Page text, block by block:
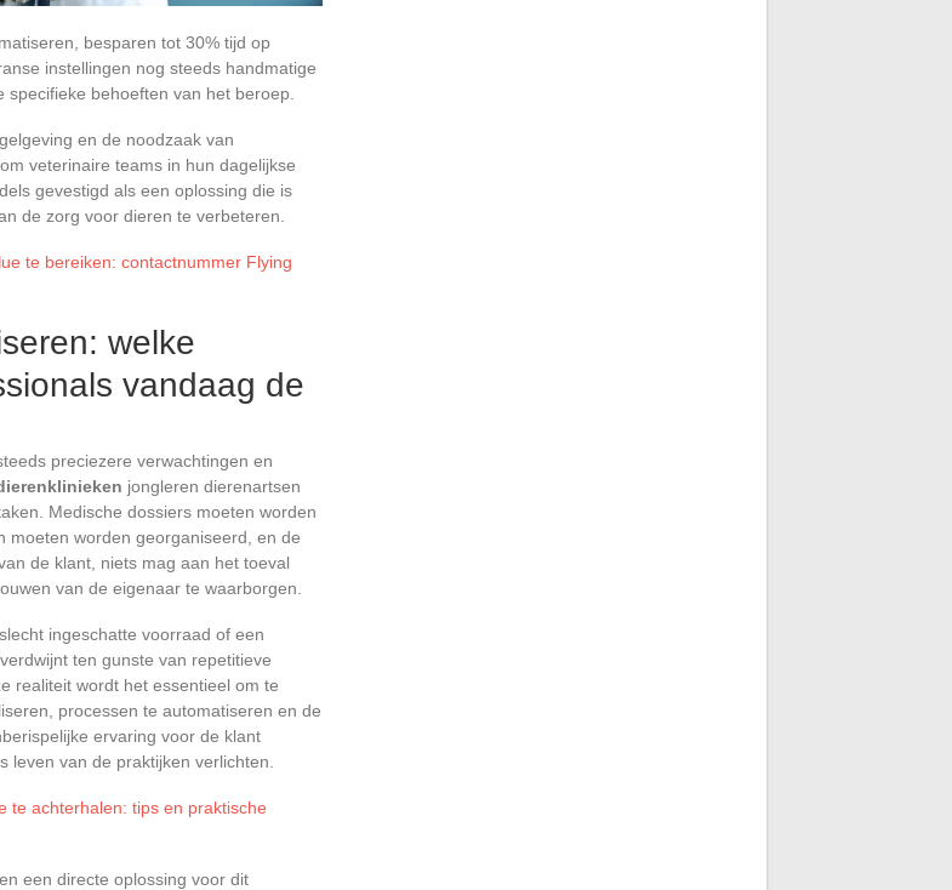
besparen tot 30% tijd op
instellingen nog steeds handmatige
behoeften van het beroep.
en de noodzaak van
veterinaire teams in hun dagelijkse
gevestigd als een oplossing die is
de zorg voor dieren te verbeteren.
te bereiken: contactnummer Flying
welke
vandaag de
preciezere verwachtingen en
jongleren dierenartsen
Medische dossiers moeten worden
moeten worden georganiseerd, en de
de klant, niets mag aan het toeval
van de eigenaar te waarborgen.
ingeschatte voorraad of een
ten gunste van repetitieve
realiteit wordt het essentieel om te
processen te automatiseren en de
ervaring voor de klant
leven van de praktijken verlichten.
te achterhalen: tips en praktische
een directe oplossing voor dit